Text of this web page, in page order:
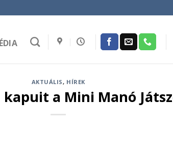
AKTUÁLIS, HÍREK
a Mini Manó